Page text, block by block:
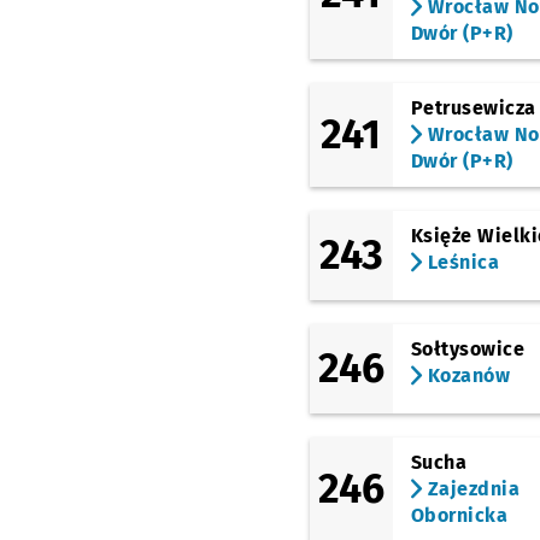
Wrocław
Dwór (P+R)
241
Petrusewicza
Wrocław
Dwór (P+R)
243
Księże
Leśnica
246
Sołtysowice
Kozanów
246
Sucha
Zajezdnia
Obornicka